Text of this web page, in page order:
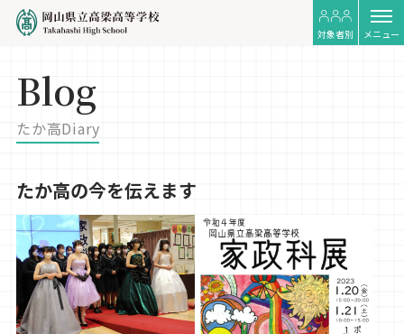
対象者別 メニュー
Blog
たか高Diary
たか高の今を伝えます